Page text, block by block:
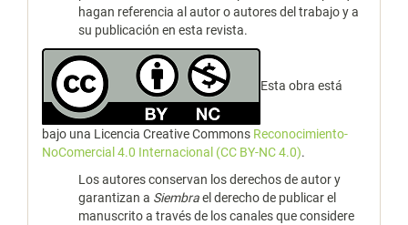
hagan referencia al autor o autores del trabajo y a
su publicación en esta revista.
Esta obra está
bajo una Licencia Creative Commons Reconocimiento-
NoComercial 4.0 Internacional (CC BY-NC 4.0).
Los autores conservan los derechos de autor y
garantizan a Siembrael derecho de publicar el
manuscrito a través de los canales que considere